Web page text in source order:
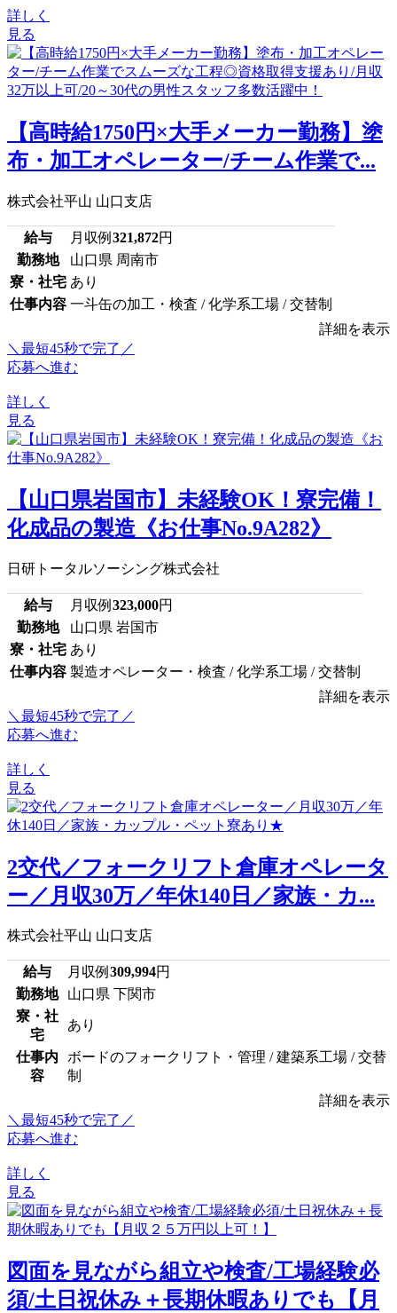
詳しく
見る
【高時給1750円×大手メーカー勤務】塗
布・加工オペレーター/チーム作業で...
株式会社平山 山口支店
給与 月収例 321,872円
勤務地
山口県 周南市
寮・社宅 あり
仕事内容 一斗缶の加工・検査 / 化学系工場 / 交替制
詳細を表示
＼最短45秒で完了／
応募へ進む
詳しく
見る
【山口県岩国市】未経験OK！寮完備！
化成品の製造《お仕事No.9A282》
日研トータルソーシング株式会社
給与 月収例 323,000円
勤務地
山口県 岩国市
寮・社宅 あり
仕事内容 製造オペレーター・検査 / 化学系工場 / 交替制
詳細を表示
＼最短45秒で完了／
応募へ進む
詳しく
見る
2交代／フォークリフト倉庫オペレータ
ー／月収30万／年休140日／家族・カ...
株式会社平山 山口支店
給与 月収例 309,994円
勤務地
山口県 下関市
寮・社
宅
あり
仕事内
容
ボードのフォークリフト・管理 / 建築系工場 / 交替
制
詳細を表示
＼最短45秒で完了／
応募へ進む
詳しく
見る
図面を見ながら組立や検査/工場経験必
須/土日祝休み＋長期休暇ありでも【月